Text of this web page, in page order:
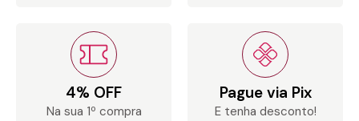
4% OFF
Na sua 1º compra
Pague via Pix
E tenha desconto!